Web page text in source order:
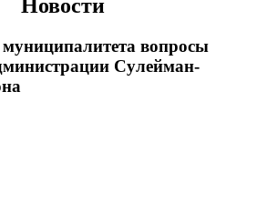
Новости
вопросы
Сулейман-